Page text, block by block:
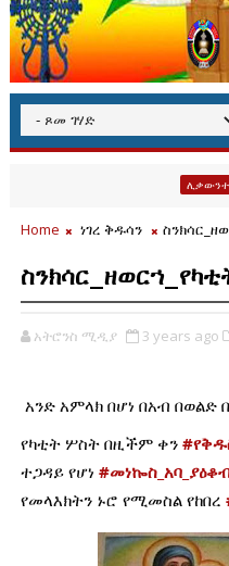
ሊቃውንተ ቤተ
Home ነገረ ቅዱሳን
አትሮንስ ሚዲያ 3 years ago
አንድ አምላክ በሆነ በአብ
የካቲት ሦስት በዚችም ቀን
ተጋዳይ የሆነ
የመላእክትን ኑሮ የሚመስል የከበረ